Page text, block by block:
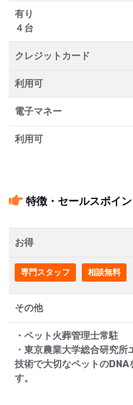
有り
４台
クレジットカード
利用可
電子マネー
利用可
特徴・セールスポイン
お得
専門スタッフ 相談無料
その他
・ペット火葬管理士常駐
・東京農業大学総合研究
技術で大切なペットのDNA
す。